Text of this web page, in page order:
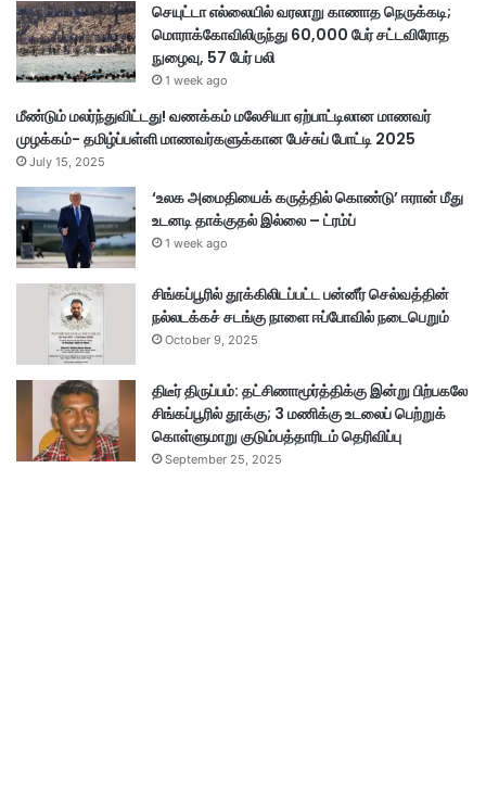
செயுட்டா எல்லையில் வரலாறு காணாத நெருக்கடி;
மொராக்கோவிலிருந்து 60,000 பேர் சட்டவிரோத
நுழைவு, 57 பேர் பலி
1 week ago
மீண்டும் மலர்ந்துவிட்டது! வணக்கம் மலேசியா ஏற்பாட்டிலான மாணவர்
முழக்கம்- தமிழ்ப்பள்ளி மாணவர்களுக்கான பேச்சுப் போட்டி 2025
July 15, 2025
‘உலக அமைதியைக் கருத்தில் கொண்டு’ ஈரான் மீது
உடனடி தாக்குதல் இல்லை – ட்ரம்ப்
1 week ago
சிங்கப்பூரில் தூக்கிலிடப்பட்ட பன்னீர் செல்வத்தின்
நல்லடக்கச் சடங்கு நாளை ஈப்போவில் நடைபெறும்
October 9, 2025
திடீர் திருப்பம்: தட்சிணாமூர்த்திக்கு இன்று பிற்பகலே
சிங்கப்பூரில் தூக்கு; 3 மணிக்கு உடலைப் பெற்றுக்
கொள்ளுமாறு குடும்பத்தாரிடம் தெரிவிப்பு
September 25, 2025